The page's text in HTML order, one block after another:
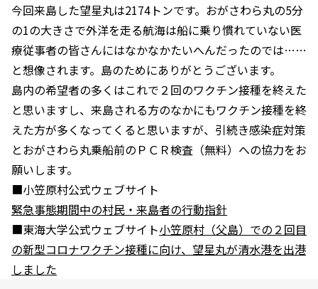
今回来島した望星丸は2174トンです。おがさわら丸の5分
の1の大きさで外洋を走る航海は船に乗り慣れていない医
療従事者の皆さんにはなかなかたいへんだったのでは……
と想像されます。島のためにありがとうございます。
島内の希望者の多くはこれで２回のワクチン接種を終えた
と思いますし、来島される方のなかにもワクチン接種を終
えた方が多くなってくると思いますが、引続き感染症対策
とおがさわら丸乗船前のＰＣＲ検査（無料）への協力をお
願いします。
■小笠原村公式ウェブサイト
緊急事態期間中の村民・来島者の行動指針
■東海大学公式ウェブサイト小笠原村（父島）での２回目
の新型コロナワクチン接種に向け、望星丸が清水港を出港
しました